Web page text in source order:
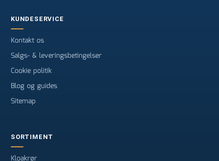
KUNDESERVICE
Kontakt os
Salgs- & leveringsbetingelser
Cookie politik
Blog og guides
Sitemap
SORTIMENT
Kloakrør